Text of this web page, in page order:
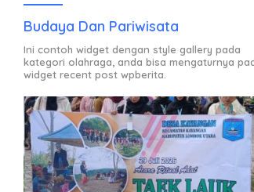
Budaya Dan Pariwisata
Ini contoh widget dengan style gallery pada
kategori olahraga, anda bisa mengaturnya
widget recent post wpberita.